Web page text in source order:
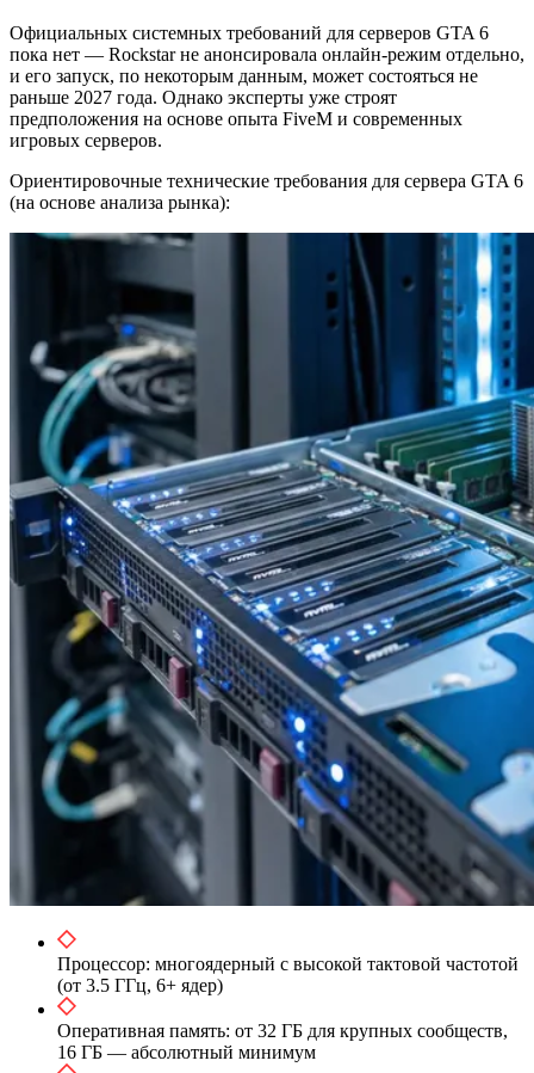
Официальных системных требований для серверов GTA 6
пока нет — Rockstar не анонсировала онлайн-режим отдельно,
и его запуск, по некоторым данным, может состояться не
раньше 2027 года. Однако эксперты уже строят
предположения на основе опыта FiveM и современных
игровых серверов.
Ориентировочные технические требования для сервера GTA 6
(на основе анализа рынка):
Процессор: многоядерный с высокой тактовой частотой
(от 3.5 ГГц, 6+ ядер)
Оперативная память: от 32 ГБ для крупных сообществ,
16 ГБ — абсолютный минимум